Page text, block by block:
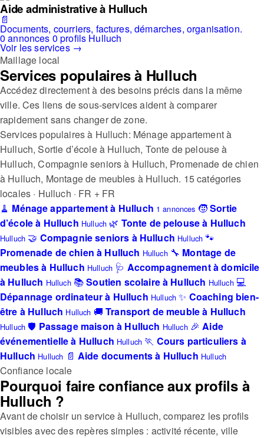
Aide administrative à Hulluch
📄
Documents, courriers, factures, démarches, organisation.
0 annonces0 profils Hulluch
Voir les services →
Maillage local
Services populaires à Hulluch
Accédez directement à des besoins précis dans la même
ville. Ces liens de sous-services aident à comparer
rapidement sans changer de zone.
Services populaires à Hulluch: Ménage appartement à
Hulluch, Sortie d’école à Hulluch, Tonte de pelouse à
Hulluch, Compagnie seniors à Hulluch, Promenade de chien
à Hulluch, Montage de meubles à Hulluch. 15 catégories
locales · Hulluch · FR + FR
🧹 Ménage appartement à Hulluch 1 annonces 🧒Sortie
d’école à Hulluch Hulluch 🌿 Tonte de pelouse à Hulluch
Hulluch 🤝 Compagnie seniors à Hulluch Hulluch 🐾
Promenade de chien à Hulluch Hulluch 🔧 Montage de
meubles à Hulluch Hulluch 🩺 Accompagnement à domicile
à Hulluch Hulluch 📚Soutien scolaire à Hulluch Hulluch 💻
Dépannage ordinateur à Hulluch Hulluch ✨ Coaching bien-
être à Hulluch Hulluch 🚚 Transport de meuble à Hulluch
Hulluch 🛡️ Passage maison à Hulluch Hulluch 🎉 Aide
événementielle à Hulluch Hulluch 🏃 Cours particuliers à
Hulluch Hulluch 📄 Aide documents à Hulluch Hulluch
Confiance locale
Pourquoi faire confiance aux profils à
Hulluch ?
Avant de choisir un service à Hulluch, comparez les profils
visibles avec des repères simples : activité récente, ville